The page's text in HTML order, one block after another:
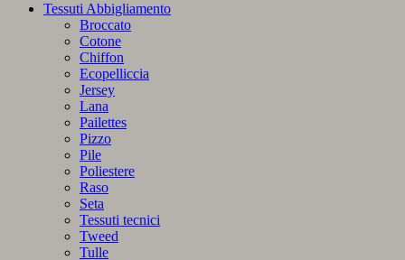
Tessuti Abbigliamento
Broccato
Cotone
Chiffon
Ecopelliccia
Jersey
Lana
Pailettes
Pizzo
Pile
Poliestere
Raso
Seta
Tessuti tecnici
Tweed
Tulle